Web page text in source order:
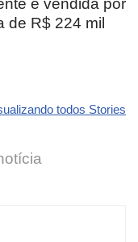
é vendida por
de R$ 224 mil
todos Stories
ter
que